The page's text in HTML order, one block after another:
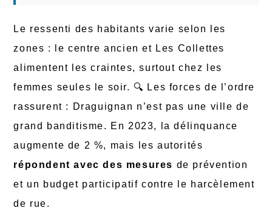
Le ressenti des habitants varie selon les
zones : le centre ancien et Les Collettes
alimentent les craintes, surtout chez les
femmes seules le soir. 🔍 Les forces de l’ordre
rassurent : Draguignan n’est pas une ville de
grand banditisme. En 2023, la délinquance
augmente de 2 %, mais les autorités
répondent avec des mesures de prévention
et un budget participatif contre le harcèlement
de rue.